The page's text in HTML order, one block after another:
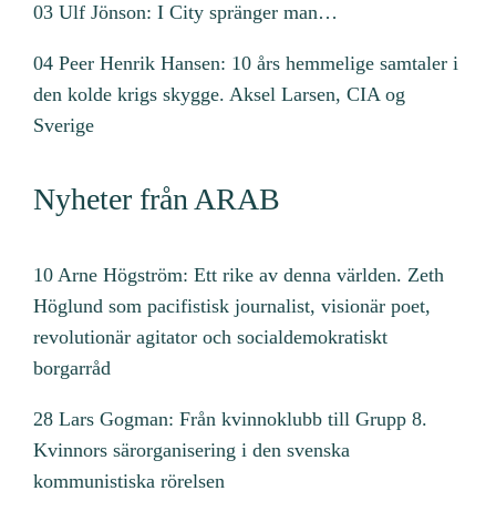
g
03 Ulf Jönson: I City spränger man…
04 Peer Henrik Hansen: 10 års hemmelige samtaler i
den kolde krigs skygge. Aksel Larsen, CIA og
Sverige
Nyheter från ARAB
10 Arne Högström: Ett rike av denna världen. Zeth
Höglund som pacifistisk journalist, visionär poet,
revolutionär agitator och socialdemokratiskt
borgarråd
28 Lars Gogman: Från kvinnoklubb till Grupp 8.
Kvinnors särorganisering i den svenska
kommunistiska rörelsen